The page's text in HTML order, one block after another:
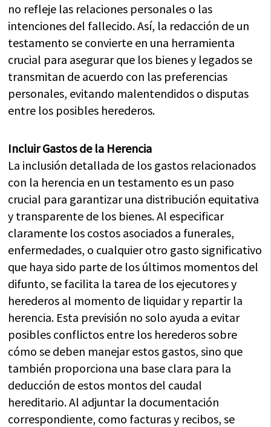
no refleje las relaciones personales o las
intenciones del fallecido. Así, la redacción de un
testamento se convierte en una herramienta
crucial para asegurar que los bienes y legados se
transmitan de acuerdo con las preferencias
personales, evitando malentendidos o disputas
entre los posibles herederos.
Incluir Gastos de la Herencia
La inclusión detallada de los gastos relacionados
con la herencia en un testamento es un paso
crucial para garantizar una distribución equitativa
y transparente de los bienes. Al especificar
claramente los costos asociados a funerales,
enfermedades, o cualquier otro gasto significativo
que haya sido parte de los últimos momentos del
difunto, se facilita la tarea de los ejecutores y
herederos al momento de liquidar y repartir la
herencia. Esta previsión no solo ayuda a evitar
posibles conflictos entre los herederos sobre
cómo se deben manejar estos gastos, sino que
también proporciona una base clara para la
deducción de estos montos del caudal
hereditario. Al adjuntar la documentación
correspondiente, como facturas y recibos, se